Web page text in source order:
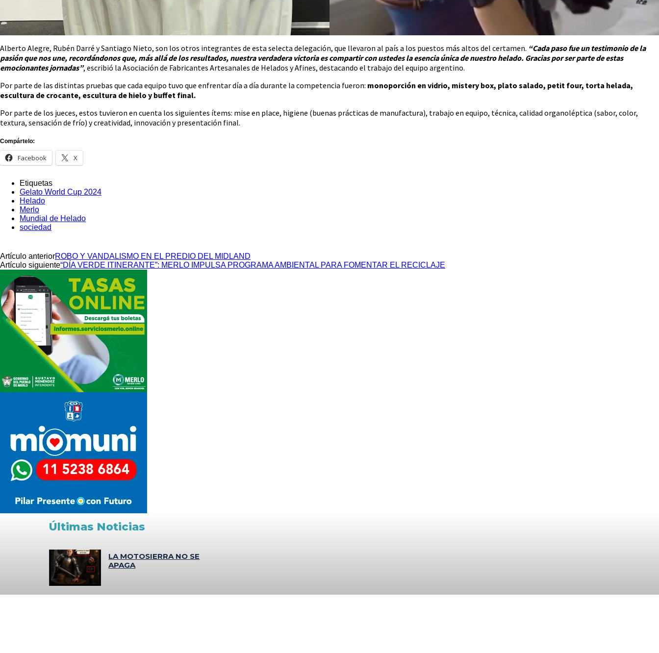
Alberto Alegre, Rubén Darré y Santiago Nieto, son los otros integrantes de esta selecta delegación, que llevaron al país a los puestos más altos del certamen. “Cada paso fue un testimonio de la
pasión que nos une, recordándonos que, más allá de los resultados, nuestra verdadera victoria es compartir con ustedes la esencia única de nuestro helado. Gracias por ser parte de estas
emocionantes jornadas”, escribió la Asociación de Fabricantes Artesanales de Helados y Afines, destacando el trabajo del equipo argentino.
Por parte de las distintas pruebas que cada equipo tuvo que enfrentar día a día durante la competencia fueron: monoporción en vidrio, mistery box, plato salado, petit four, torta helada,
escultura de crocante, escultura de hielo y buffet final.
Por parte de los jueces, estos tuvieron en cuenta los siguientes ítems: mise en place, higiene (buenas prácticas de manufactura), trabajo en equipo, técnica, calidad organoléptica (sabor, color,
textura, sensación de frío) y creatividad, innovación y presentación final.
Compártelo:
Facebook X
Etiquetas
Gelato World Cup 2024
Helado
Merlo
Mundial de Helado
sociedad
Artículo anteriorROBO Y VANDALISMO EN EL PREDIO DEL MIDLAND
Artículo siguiente“DÍA VERDE ITINERANTE”: MERLO IMPULSA PROGRAMA AMBIENTAL PARA FOMENTAR EL RECICLAJE
Últimas Noticias
LA MOTOSIERRA NO SE
APAGA